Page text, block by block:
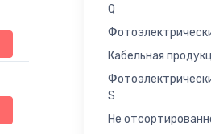
Q
Кабельная
S
Не